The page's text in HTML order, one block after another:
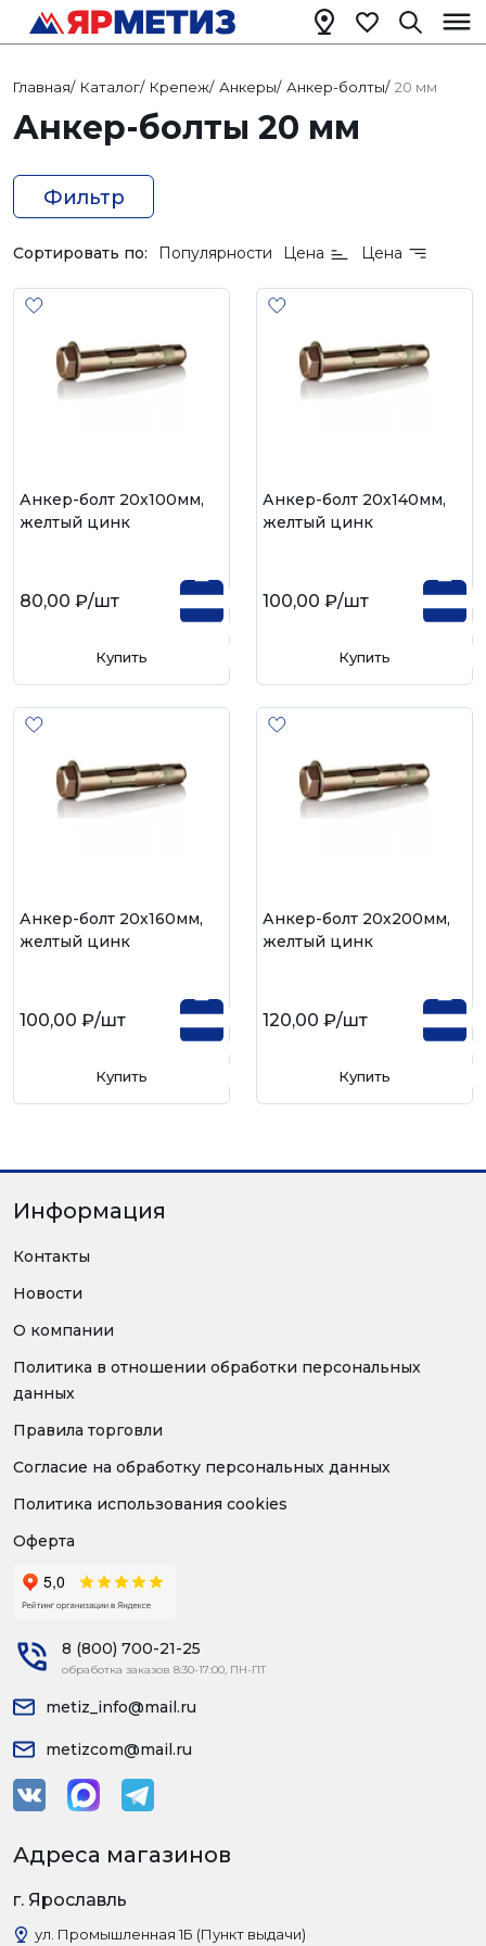
Главная/ Каталог/ Крепеж/ Анкеры/ Анкер-болты/ 20 мм
Анкер-болты 20 мм
Фильтр
Сортировать по: Популярности Цена Цена
Анкер-болт 20х100мм,
желтый цинк
80,00 ₽/шт
Купить
Анкер-болт 20х140мм,
желтый цинк
100,00 ₽/шт
Купить
Анкер-болт 20х160мм,
желтый цинк
100,00 ₽/шт
Купить
Анкер-болт 20х200мм,
желтый цинк
120,00 ₽/шт
Купить
Информация
Контакты
Новости
О компании
Политика в отношении обработки персональных
данных
Правила торговли
Согласие на обработку персональных данных
Политика использования cookies
Оферта
8 (800) 700-21-25
обработка заказов 8:30-17:00, ПН-ПТ
metiz_info@mail.ru
metizcom@mail.ru
Адреса магазинов
г. Ярославль
ул. Промышленная 1Б (Пункт выдачи)